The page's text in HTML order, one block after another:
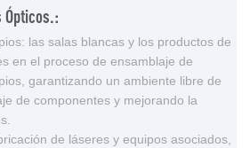
Ópticos.:
las salas blancas y los productos de
en el proceso de ensamblaje de
garantizando un ambiente libre de
de componentes y mejorando la
de láseres y equipos asociados,